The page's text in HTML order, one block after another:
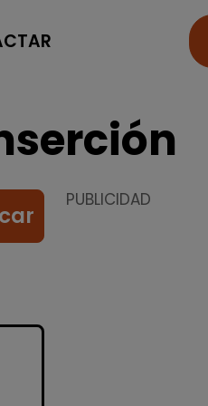
PUBLICIDAD